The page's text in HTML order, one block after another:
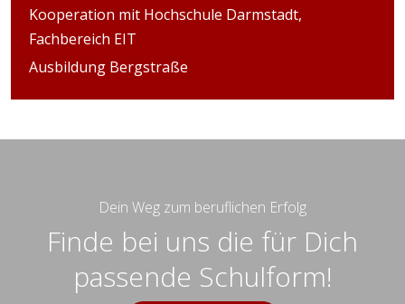
Kooperation mit Hochschule Darmstadt,
Fachbereich EIT
Ausbildung Bergstraße
Dein Weg zum beruflichen Erfolg
Finde bei uns die für Dich
passende Schulform!